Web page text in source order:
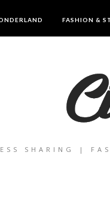
FASHION &
SHARING |